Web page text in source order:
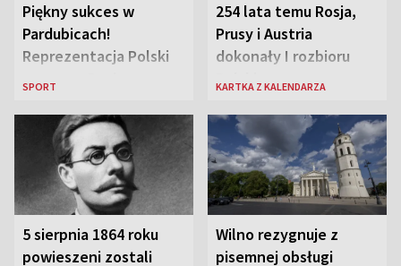
Piękny sukces w
Pardubicach!
Reprezentacja Polski
wygrywa Drużynowe
szachach do lat 12
SPORT
254 lata temu Rosja,
Prusy i Austria
dokonały I rozbioru
Polski
KARTKA Z KALENDARZA
5 sierpnia 1864 roku
powieszeni zostali
Wilno rezygnuje z
pisemnej obsługi